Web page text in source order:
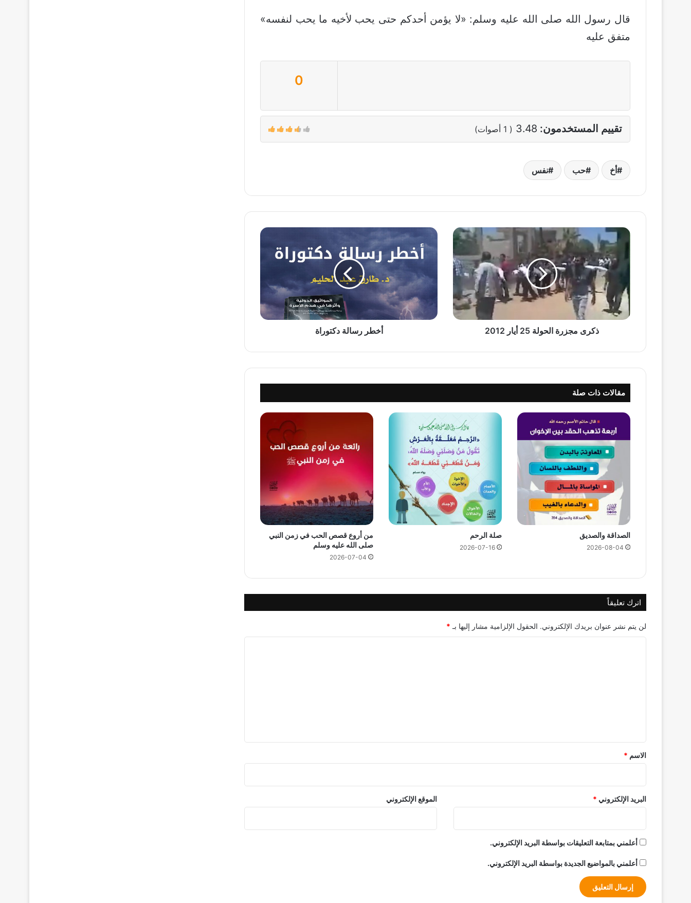
قال رسول الله صلى الله عليه وسلم: «لا يؤمن أحدكم حتى يحب لأخيه ما يحب لنفسه»
متفق عليه
0
تقييم المستخدمون: 3.48
(
1 أصوات)
أخ حب نفس
ذكرى
مجزرة
الحولة
25
2012
ذكرى مجزرة الحولة 25 أيار 2012
أخطر
رسالة
دكتوراة
أخطر رسالة دكتوراة
مقالات ذات صلة
الصداقة والصديق
2026-08-04
صلة الرحم
2026-07-16
من أروع قصص الحب في زمن النبي
صلى الله عليه وسلم
2026-07-04
اترك تعليقاً
لن يتم نشر عنوان بريدك الإلكتروني. الحقول الإلزامية مشار إليها بـ *
*الاسم *
البريد الإلكتروني * الموقع الإلكتروني
أعلمني بمتابعة التعليقات بواسطة البريد الإلكتروني.
أعلمني بالمواضيع الجديدة بواسطة البريد الإلكتروني.